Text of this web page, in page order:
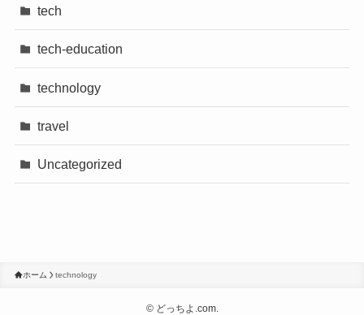
tech
tech-education
technology
travel
Uncategorized
ホーム technology
©どっちよ.com.